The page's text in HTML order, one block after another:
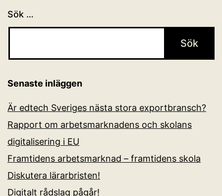
Sök …
Senaste inläggen
Är edtech Sveriges nästa stora exportbransch?
Rapport om arbetsmarknadens och skolans
digitalisering i EU
Framtidens arbetsmarknad – framtidens skola
Diskutera lärarbristen!
Digitalt rådslag pågår!